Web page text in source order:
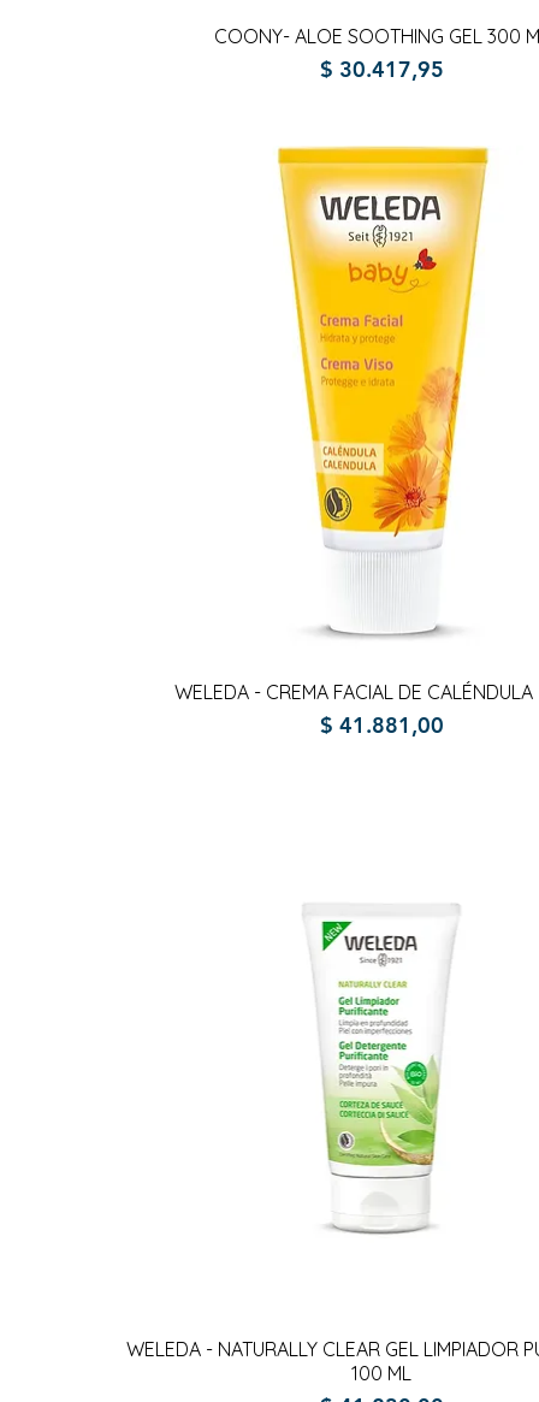
Vista rápida
COONY- ALOE SOOTHING GEL 300
Precio
$ 30.417,95
Vista rápida
WELEDA - CREMA FACIAL DE
Precio
$ 41.881,00
Vista rápida
WELEDA - NATURALLY CLEAR GEL LIMPIADOR
100 ML